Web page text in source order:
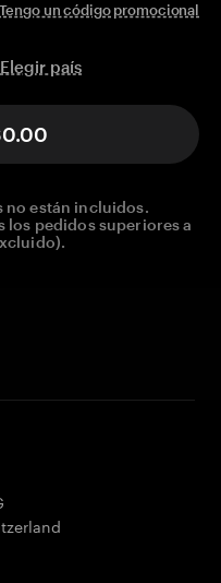
Tengo un código promocional
Elegir país
no están incluidos.
los pedidos superiores a